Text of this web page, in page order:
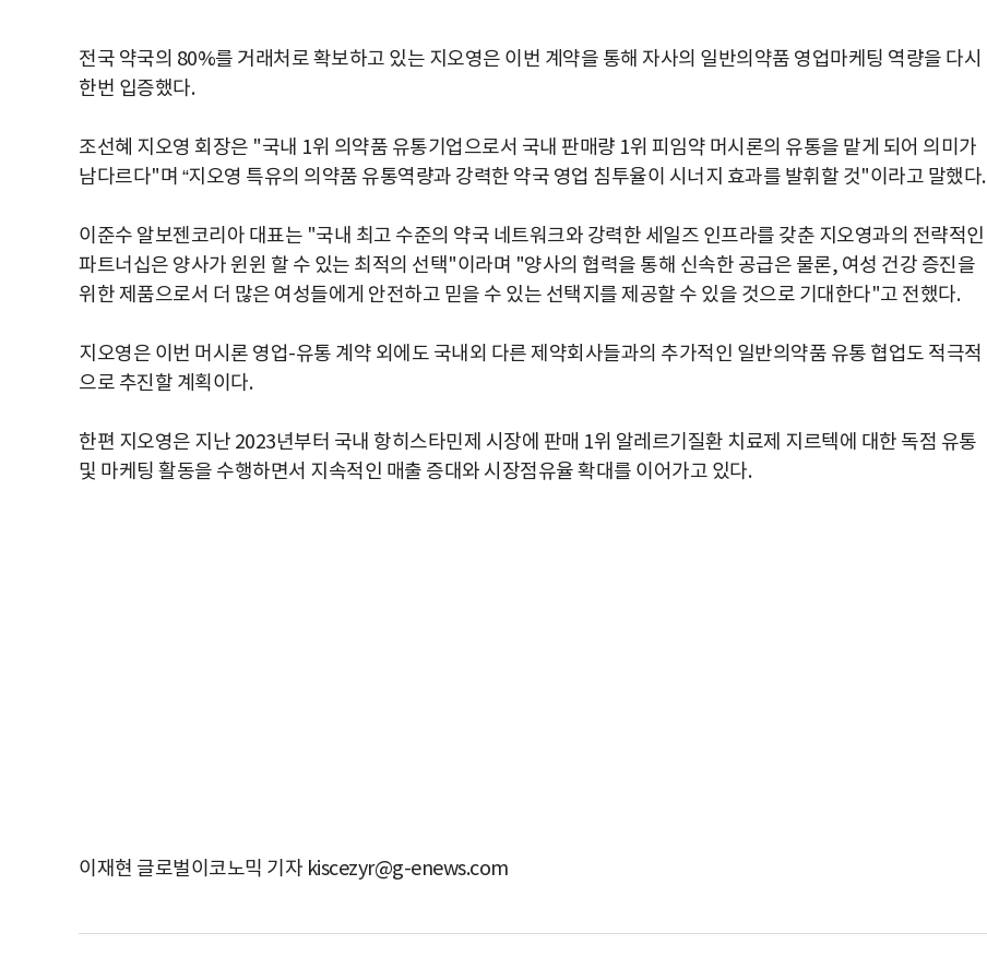
전국 약국의 80%를 거래처로 확보하고 있는 지오영은 이번 계약을 통해 자사의 일반의약품 영업마케팅 역량을 다시
한번 입증했다.
조선혜 지오영 회장은 "국내 1위 의약품 유통기업으로서 국내 판매량 1위 피임약 머시론의 유통을 맡게 되어 의미가
남다르다"며 “지오영 특유의 의약품 유통역량과 강력한 약국 영업 침투율이 시너지 효과를 발휘할 것"이라고 말했다.
이준수 알보젠코리아 대표는 "국내 최고 수준의 약국 네트워크와 강력한 세일즈 인프라를 갖춘 지오영과의 전략적인
파트너십은 양사가 윈윈 할 수 있는 최적의 선택"이라며 "양사의 협력을 통해 신속한 공급은 물론, 여성 건강 증진을
위한 제품으로서 더 많은 여성들에게 안전하고 믿을 수 있는 선택지를 제공할 수 있을 것으로 기대한다"고 전했다.
지오영은 이번 머시론 영업-유통 계약 외에도 국내외 다른 제약회사들과의 추가적인 일반의약품 유통 협업도 적극적
으로 추진할 계획이다.
한편 지오영은 지난 2023년부터 국내 항히스타민제 시장에 판매 1위 알레르기질환 치료제 지르텍에 대한 독점 유통
및 마케팅 활동을 수행하면서 지속적인 매출 증대와 시장점유율 확대를 이어가고 있다.
이재현 글로벌이코노믹 기자 kiscezyr@g-enews.com